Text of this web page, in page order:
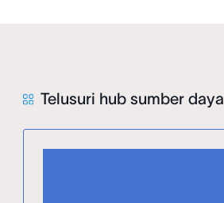
Telusuri hub sumber daya